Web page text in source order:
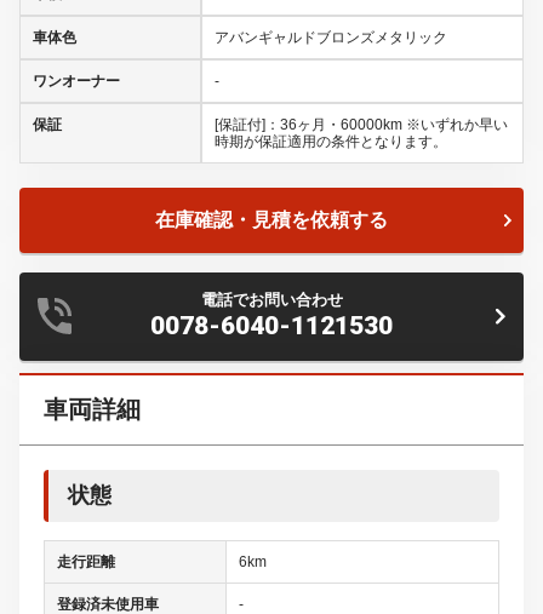
車体色 アバンギャルドブロンズメタリック
ワンオーナー -
保証
[保証付]：36ヶ月・60000km ※いずれか早い
時期が保証適用の条件となります。
在庫確認・見積を依頼する
電話でお問い合わせ
0078-6040-1121530
車両詳細
状態
走行距離 6km
登録済未使用車 -